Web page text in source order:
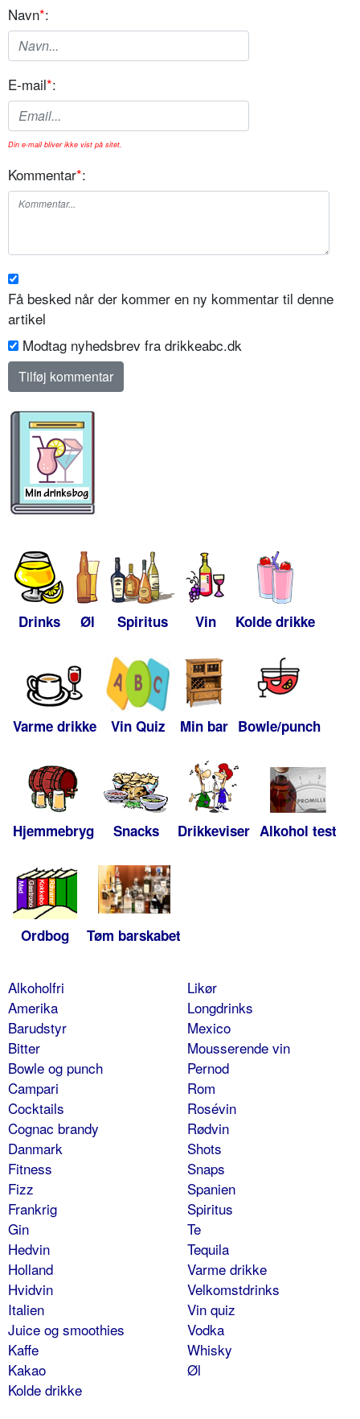
Navn*:
E-mail*:
Din e-mail bliver ikke vist på sitet.
Kommentar*:
Få besked når der kommer en ny kommentar til denne
artikel
Modtag nyhedsbrev fra drikkeabc.dk
Drinks Øl Spiritus Vin Kolde drikke
Varme drikke Vin Quiz Min bar Bowle/punch
Hjemmebryg Snacks Drikkeviser Alkohol test
Ordbog Tøm barskabet
Alkoholfri
Amerika
Barudstyr
Bitter
Bowle og punch
Campari
Cocktails
Cognac brandy
Danmark
Fitness
Fizz
Frankrig
Gin
Hedvin
Holland
Hvidvin
Italien
Juice og smoothies
Kaffe
Kakao
Kolde drikke
Likør
Longdrinks
Mexico
Mousserende vin
Pernod
Rom
Rosévin
Rødvin
Shots
Snaps
Spanien
Spiritus
Te
Tequila
Varme drikke
Velkomstdrinks
Vin quiz
Vodka
Whisky
Øl